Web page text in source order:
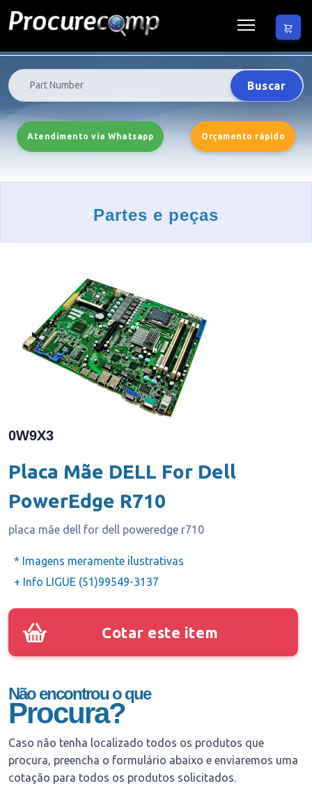
Buscar
Atendimento via Whatsapp Orçamento rápido
Partes e peças
0W9X3
Placa Mãe DELL For Dell
PowerEdge R710
placa mãe dell for dell poweredge r710
* Imagens meramente ilustrativas
+ Info LIGUE (51)99549-3137
Cotar este item
Não encontrou o que
Procura?
Caso não tenha localizado todos os produtos que
procura, preencha o formulário abaixo e enviaremos uma
cotação para todos os produtos solicitados.